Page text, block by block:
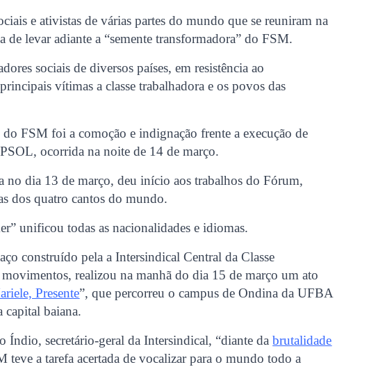
e ativistas de várias partes do mundo que se reuniram na
de levar adiante a “semente transformadora” do FSM.
sociais de diversos países, em resistência ao
vítimas a classe trabalhadora e os povos das
FSM foi a comoção e indignação frente a execução de
ocorrida na noite de 14 de março.
no dia 13 de março, deu início aos trabalhos do Fórum,
dos quatro cantos do mundo.
unificou todas as nacionalidades e idiomas.
construído pela a Intersindical Central da Classe
realizou na manhã do dia 15 de março um ato
Presente”, que percorreu o campus de Ondina da UFBA
capital baiana.
Índio, secretário-geral da Intersindical, “diante dabrutalidade
teve a tarefa acertada de vocalizar para o mundo todo a